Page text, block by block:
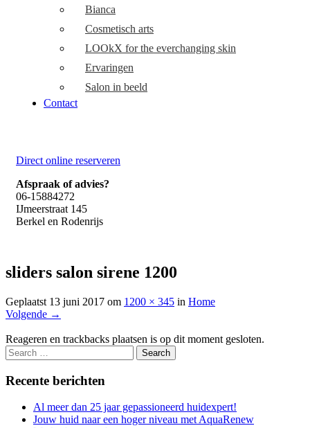
Bianca
Cosmetisch arts
LOOkX for the everchanging skin
Ervaringen
Salon in beeld
Contact
Direct online reserveren
Afspraak of advies?
06-15884272
IJmeerstraat 145
Berkel en Rodenrijs
sliders salon sirene 1200
Geplaatst 13 juni 2017 om 1200 × 345 in Home
Volgende →
Reageren en trackbacks plaatsen is op dit moment gesloten.
Recente berichten
Al meer dan 25 jaar gepassioneerd huidexpert!
Jouw huid naar een hoger niveau met AquaRenew